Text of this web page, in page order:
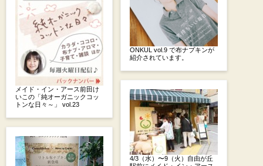
メイド・イン・アース前田け
いこの「純オーガニックコッ
トンな日々～」 vol.23
ONKUL vol.9 で布ナプキンが
紹介されています。
4/3（水）〜9（火）自由が丘